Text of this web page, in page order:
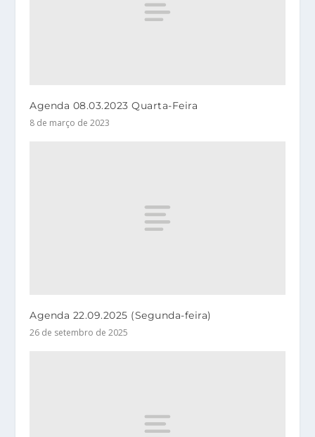
Agenda 08.03.2023 Quarta-Feira
8 de março de 2023
Agenda 22.09.2025 (Segunda-feira)
26 de setembro de 2025